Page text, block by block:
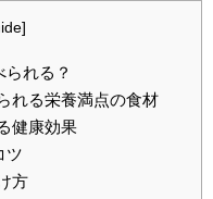
]
れる？
れる栄養満点の食材
健康効果
ツ
方